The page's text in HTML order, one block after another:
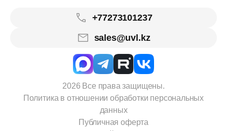
+77273101237
sales@uvl.kz
2026 Все права защищены.
Политика в отношении обработки персональных
данных
Публичная оферта